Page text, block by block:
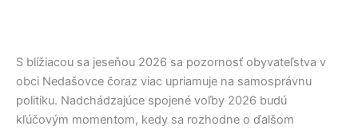
S blížiacou sa jeseňou 2026 sa pozornosť obyvateľstva v
obci Nedašovce čoraz viac upriamuje na samosprávnu
politiku. Nadchádzajúce spojené voľby 2026 budú
kľúčovým momentom, kedy sa rozhodne o ďalšom